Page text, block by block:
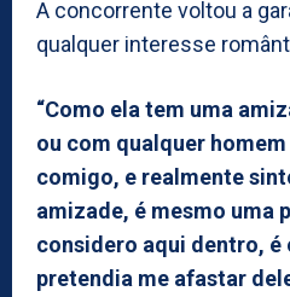
A concorrente voltou a
qualquer interesse
“Como ela tem uma
ou com qualquer
comigo, e realmente
amizade, é mesmo uma
considero aqui dentro, é
pretendia me afastar